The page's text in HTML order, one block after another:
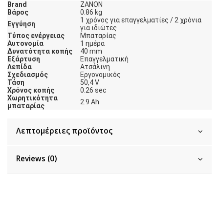
Brand
ZANON
Βάρος
0.86 kg
Εγγύηση
1 χρόνος για επαγγελματίες / 2 χρόνια
για ιδιώτες
Τύπος ενέργειας
Μπαταρίας
Αυτονομία
1 ημέρα
Δυνατότητα κοπής
40 mm
Εξάρτυση
Επαγγελματική
Λεπίδα
Ατσάλινη
Σχεδιασμός
Εργονομικός
Τάση
50,4 V
Χρόνος κοπής
0.26 sec
Χωρητικότητα
μπαταρίας
2.9 Ah
Λεπτομέρειες προϊόντος
Reviews (0)